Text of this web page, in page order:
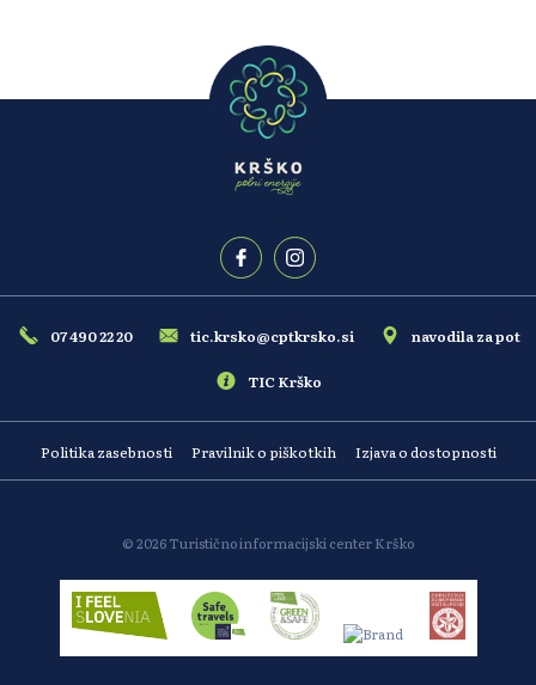
07 490 22 20 tic.krsko@cptkrsko.si navodila za pot
TIC Krško
Politika zasebnosti Pravilnik o piškotkih Izjava o dostopnosti
© 2026 Turistično informacijski center Krško